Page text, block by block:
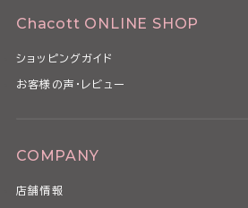
Chacott ONLINE SHOP
ショッピングガイド
お客様の声・レビュー
COMPANY
店舗情報